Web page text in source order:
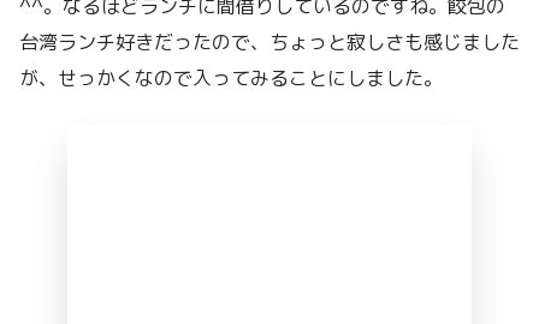
^^。なるほどランチに間借りしているのですね。餃包の
台湾ランチ好きだったので、ちょっと寂しさも感じました
が、せっかくなので入ってみることにしました。